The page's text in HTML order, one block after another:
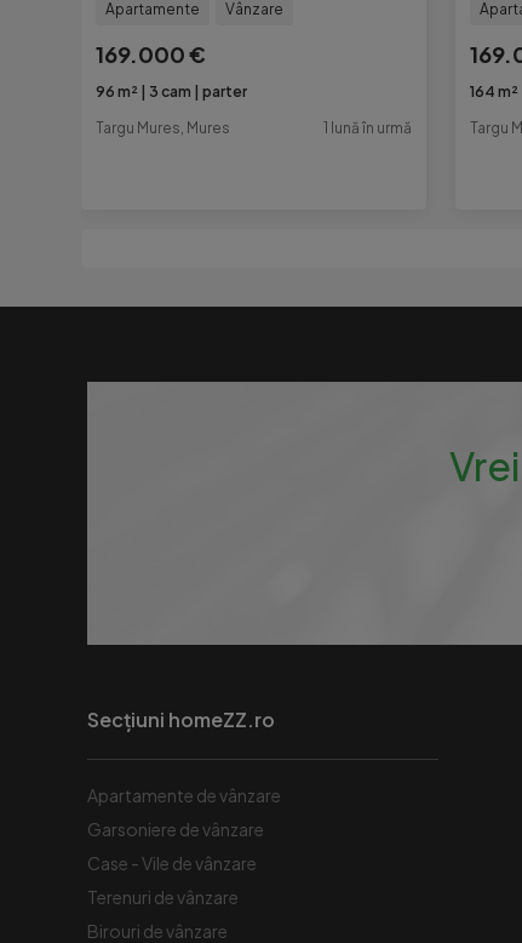
Apartamente Vânzare
169.000 €
96 m² 3 cam
parter
Targu Mures, Mures
1 lună în urmă
164 m²
Targu
Secțiuni homeZZ.ro
Apartamente de vânzare
Garsoniere de vânzare
Case - Vile de vânzare
Terenuri de vânzare
Birouri de vânzare